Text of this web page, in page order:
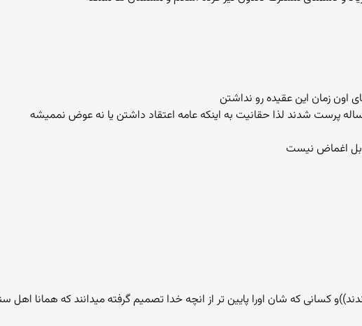
پرست شدند لذا حقانیت به اینکه عامه اعتقاد داشتن یا نه عوض نممیشه
اغماض نیست
کسانی که شان اورا پایین تر از انچه خدا تصمیم گرفته میدانند که همانا اهل